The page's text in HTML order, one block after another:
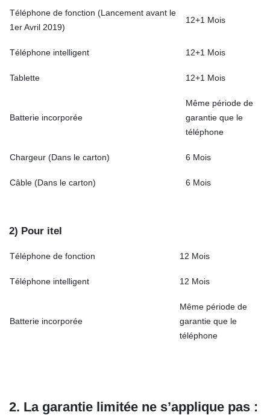
Téléphone de fonction (Lancement avant le
1er Avril 2019)
12+1 Mois
Téléphone intelligent 12+1 Mois
Tablette 12+1 Mois
Batterie incorporée
Même période de
garantie que le
téléphone
Chargeur (Dans le carton) 6 Mois
Câble (Dans le carton) 6 Mois
2) Pour itel
Téléphone de fonction 12 Mois
Téléphone intelligent 12 Mois
Batterie incorporée
Même période de
garantie que le
téléphone
2. La garantie limitée ne s’applique pas :